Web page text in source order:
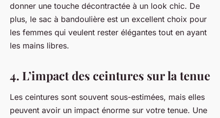
donner une touche décontractée à un look chic. De
plus, le sac à bandoulière est un excellent choix pour
les femmes qui veulent rester élégantes tout en ayant
les mains libres.
4. L’impact des ceintures sur la tenue
Les ceintures sont souvent sous-estimées, mais elles
peuvent avoir un impact énorme sur votre tenue. Une